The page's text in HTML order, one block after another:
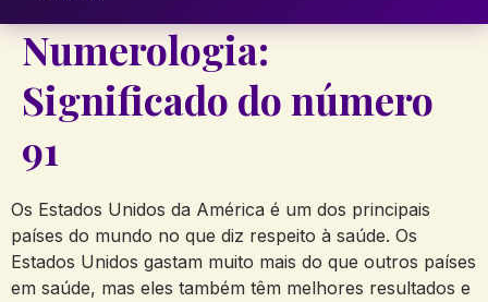
Numerologia:
Significado do número
91
Os Estados Unidos da América é um dos principais
países do mundo no que diz respeito à saúde. Os
Estados Unidos gastam muito mais do que outros países
em saúde, mas eles também têm melhores resultados e